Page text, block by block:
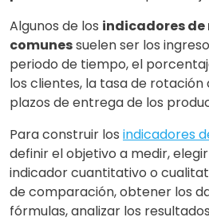
Algunos de los indicadores
comunessuelen ser los
periodo de tiempo, el
los clientes, la tasa de rotación
plazos de entrega de los
Para construir los indicadores
definir el objetivo a medir,
indicador cuantitativo o
de comparación, obtener los
fórmulas, analizar los